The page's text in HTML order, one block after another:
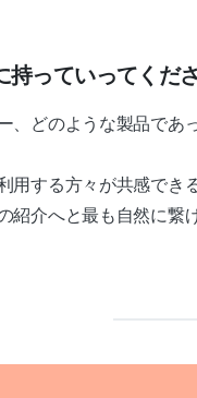
っていってくだ
、どのような製品であ
用する方々が共感でき
紹介へと最も自然に